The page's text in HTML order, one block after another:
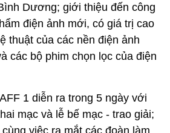
Dương; giới thiệu đến công
điện ảnh mới, có giá trị cao
thuật của các nền điện ảnh
các bộ phim chọn lọc của điện
1 diễn ra trong 5 ngày với
mạc và lễ bế mạc - trao giải;
việc ra mắt các đoàn làm